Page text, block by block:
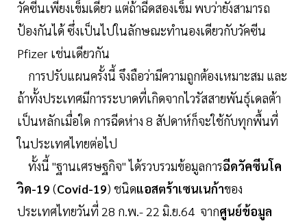
วัคซีนเพียงเข็มเดียว แต่ถ้าฉีดสองเข็ม พบว่ายังสามารถ
ป้องกันได้ ซึ่งเป็นไปในลักษณะทำนองเดียวกับวัคซีน
Pfizer เช่นเดียวกัน
การปรับแผนครั้งนี้ จึงถือว่ามีความถูกต้องเหมาะสม และ
ถ้าทั้งประเทศมีการระบาดที่เกิดจากไวรัสสายพันธุ์เดลต้า
เป็นหลักเมื่อใด การฉีดห่าง 8 สัปดาห์ก็จะใช้กับทุกพื้นที่
ในประเทศไทยต่อไป
ทั้งนี้ "ฐานเศรษฐกิจ" ได้รวบรวมข้อมูลการฉีดวัคซีนโค
วิด-19 (Covid-19) ชนิดแอสตร้าเซนเนก้าของ
ประเทศไทยวันที่ 28 ก.พ.- 22 มิ.ย.64 จากศูนย์ข้อมูล